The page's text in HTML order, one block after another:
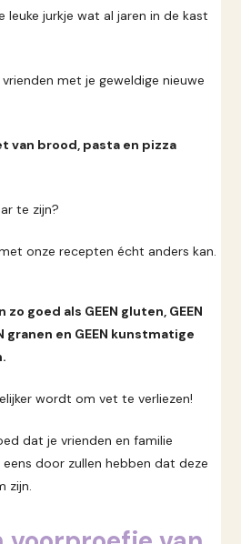
leuke jurkje wat al jaren in de kast
met je geweldige nieuwe
van brood, pasta en pizza
te zijn?
onze recepten écht anders kan.
goed als GEEN gluten, GEEN
granen en GEEN kunstmatige
wordt om vet te verliezen!
dat je vrienden en familie
door zullen hebben dat deze
zijn.